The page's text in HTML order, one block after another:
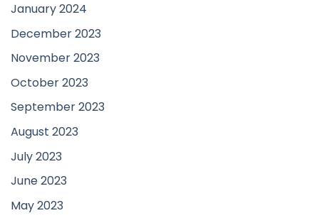
January 2024
December 2023
November 2023
October 2023
September 2023
August 2023
July 2023
June 2023
May 2023